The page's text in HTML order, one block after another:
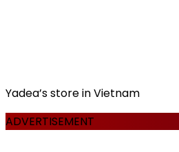
Yadea’s store in Vietnam
ADVERTISEMENT